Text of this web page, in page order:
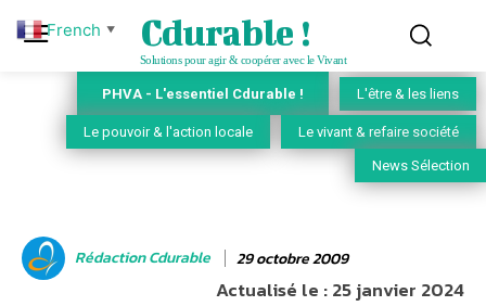
Cdurable !
Solutions pour agir & coopérer avec le Vivant
PHVA - L'essentiel Cdurable ! L'être & les liens
Le pouvoir & l'action locale Le vivant & refaire société
News Sélection
Rédaction Cdurable 29 octobre 2009
Actualisé le :25 janvier 2024
French ▼